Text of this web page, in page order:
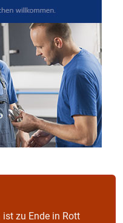
ist zu Ende in Rott